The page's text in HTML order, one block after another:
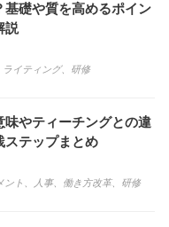
基礎や質を高めるポイン
説
ライティング、 研修
味やティーチングとの違
ステップまとめ
ント 人事、 働き方改革、 研修